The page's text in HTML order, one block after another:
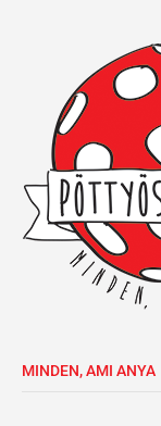
MINDEN, AMI ANYA